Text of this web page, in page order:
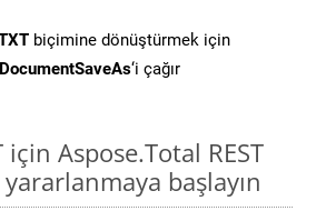
biçimine dönüştürmek için
‘i çağır
için Aspose.Total REST
başlayın